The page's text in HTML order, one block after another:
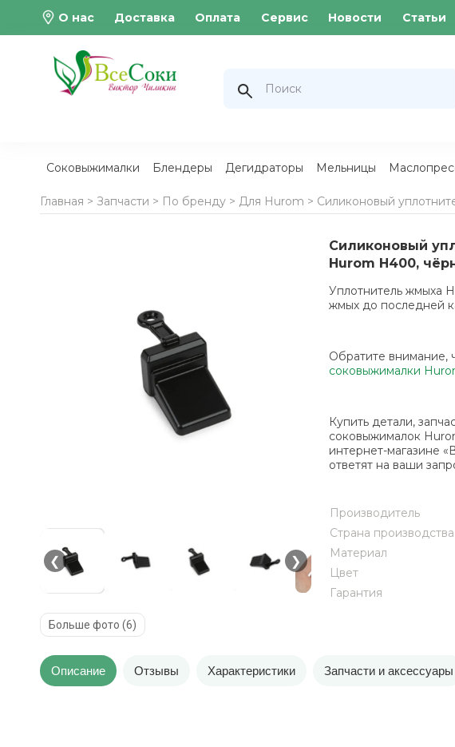
О нас Доставка Оплата Сервис Новости Статьи
Соковыжималки Блендеры Дегидраторы Мельницы
Главная > Запчасти > По бренду> Для Hurom > Силиконовый
❮ ❯
Больше фото (6)
Силиконовый
Hurom H400,
Уплотнитель жмыха
жмых до последней
Обратите внимание,
соковыжималки
Купить детали,
соковыжималок
интернет-магазине
ответят на ваши
Производитель
Страна производства
Материал
Цвет
Гарантия
Описание Отзывы Характеристики Запчасти и аксессуары